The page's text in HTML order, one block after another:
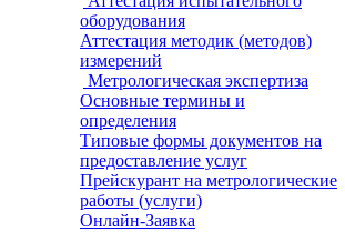
оборудования
Аттестация методик (методов)
измерений
Метрологическая экспертиза
Основные термины и
определения
Типовые формы документов на
предоставление услуг
Прейскурант на метрологические
работы (услуги)
Онлайн-Заявка